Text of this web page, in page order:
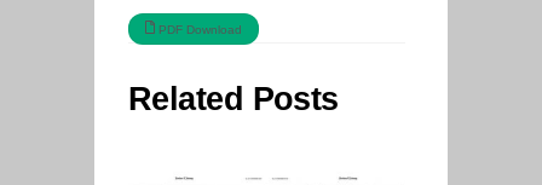
PDF Download
Related Posts